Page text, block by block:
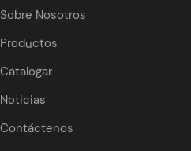
Sobre Nosotros
Productos
Catalogar
Noticias
Contáctenos